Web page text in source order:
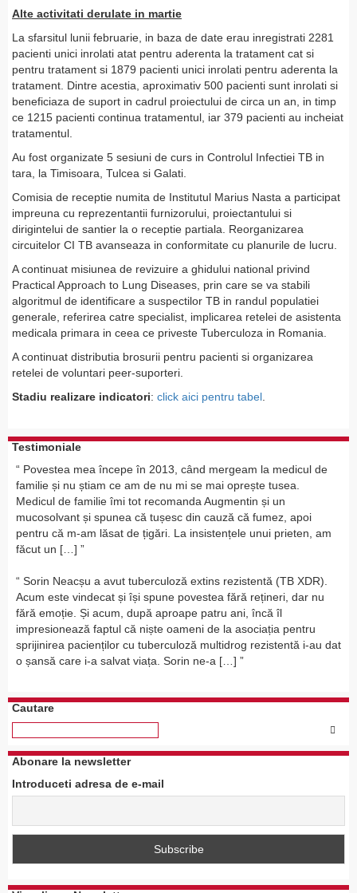
Alte activitati derulate in martie
La sfarsitul lunii februarie, in baza de date erau inregistrati 2281
pacienti unici inrolati atat pentru aderenta la tratament cat si
pentru tratament si 1879 pacienti unici inrolati pentru aderenta la
tratament. Dintre acestia, aproximativ 500 pacienti sunt inrolati si
beneficiaza de suport in cadrul proiectului de circa un an, in timp
ce 1215 pacienti continua tratamentul, iar 379 pacienti au incheiat
tratamentul.
Au fost organizate 5 sesiuni de curs in Controlul Infectiei TB in
tara, la Timisoara, Tulcea si Galati.
Comisia de receptie numita de Institutul Marius Nasta a participat
impreuna cu reprezentantii furnizorului, proiectantului si
dirigintelui de santier la o receptie partiala. Reorganizarea
circuitelor CI TB avanseaza in conformitate cu planurile de lucru.
A continuat misiunea de revizuire a ghidului national privind
Practical Approach to Lung Diseases, prin care se va stabili
algoritmul de identificare a suspectilor TB in randul populatiei
generale, referirea catre specialist, implicarea retelei de asistenta
medicala primara in ceea ce priveste Tuberculoza in Romania.
A continuat distributia brosurii pentru pacienti si organizarea
retelei de voluntari peer-suporteri.
Stadiu realizare indicatori: click aici pentru tabel.
Testimoniale
Povestea mea începe în 2013, când mergeam la medicul de
familie și nu știam ce am de nu mi se mai oprește tusea.
Medicul de familie îmi tot recomanda Augmentin și un
mucosolvant și spunea că tușesc din cauză că fumez, apoi
pentru că m-am lăsat de țigări. La insistențele unui prieten, am
făcut un […]
Sorin Neacșu a avut tuberculoză extins rezistentă (TB XDR).
Acum este vindecat și își spune povestea fără rețineri, dar nu
fără emoție. Și acum, după aproape patru ani, încă îl
impresionează faptul că niște oameni de la asociația pentru
sprijinirea pacienților cu tuberculoză multidrog rezistentă i-au dat
o șansă care i-a salvat viața. Sorin ne-a […]
Cautare
Abonare la newsletter
Introduceti adresa de e-mail